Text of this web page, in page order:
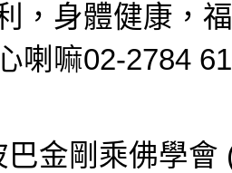
，身體健康，
喇嘛02-2784
巴金剛乘佛學會